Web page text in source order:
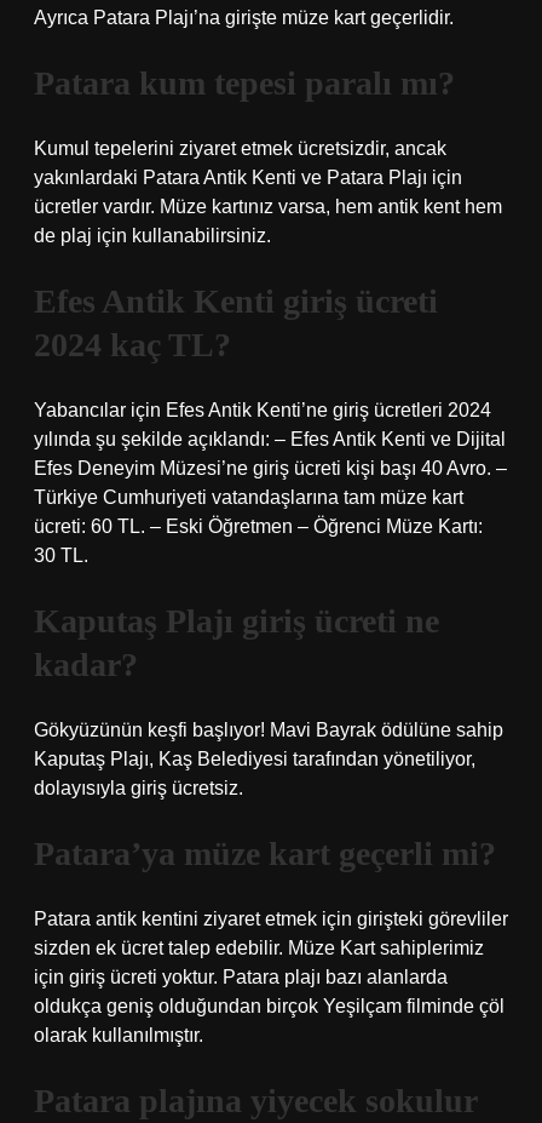
Ayrıca Patara Plajı’na girişte müze kart geçerlidir.
Patara kum tepesi paralı mı?
Kumul tepelerini ziyaret etmek ücretsizdir, ancak
yakınlardaki Patara Antik Kenti ve Patara Plajı için
ücretler vardır. Müze kartınız varsa, hem antik kent hem
de plaj için kullanabilirsiniz.
Efes Antik Kenti giriş ücreti
2024 kaç TL?
Yabancılar için Efes Antik Kenti’ne giriş ücretleri 2024
yılında şu şekilde açıklandı: – Efes Antik Kenti ve Dijital
Efes Deneyim Müzesi’ne giriş ücreti kişi başı 40 Avro. –
Türkiye Cumhuriyeti vatandaşlarına tam müze kart
ücreti: 60 TL. – Eski Öğretmen – Öğrenci Müze Kartı:
30 TL.
Kaputaş Plajı giriş ücreti ne
kadar?
Gökyüzünün keşfi başlıyor! Mavi Bayrak ödülüne sahip
Kaputaş Plajı, Kaş Belediyesi tarafından yönetiliyor,
dolayısıyla giriş ücretsiz.
Patara’ya müze kart geçerli mi?
Patara antik kentini ziyaret etmek için girişteki görevliler
sizden ek ücret talep edebilir. Müze Kart sahiplerimiz
için giriş ücreti yoktur. Patara plajı bazı alanlarda
oldukça geniş olduğundan birçok Yeşilçam filminde çöl
olarak kullanılmıştır.
Patara plajına yiyecek sokulur